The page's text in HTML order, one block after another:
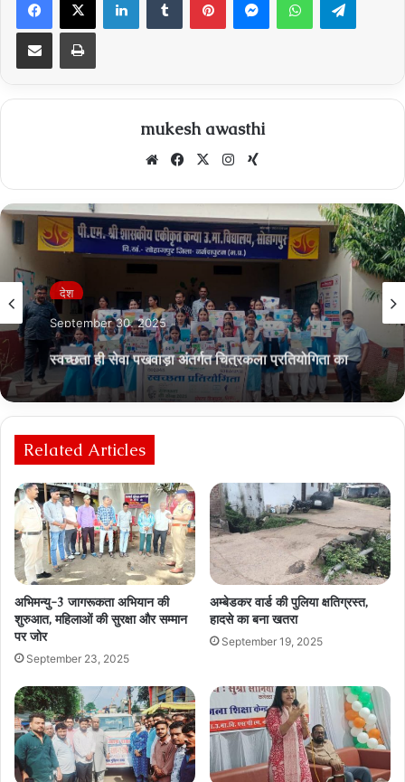
Share via Email Print
mukesh awasthi
WebsiteFacebook
X Instagram
देश
September 30, 2025
स्वच्छता ही सेवा पखवाड़ा अंतर्गत चित्रकला प्रतियोगिता का
आयोजन
Related Articles
अभिमन्यु-3 जागरूकता अभियान की
शुरुआत, महिलाओं की सुरक्षा और सम्मान
पर जोर
September 23, 2025
अम्बेडकर वार्ड की पुलिया क्षतिग्रस्त,
हादसे का बना खतरा
September 19, 2025